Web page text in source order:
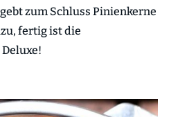
zum Schluss Pinienkerne
fertig ist die